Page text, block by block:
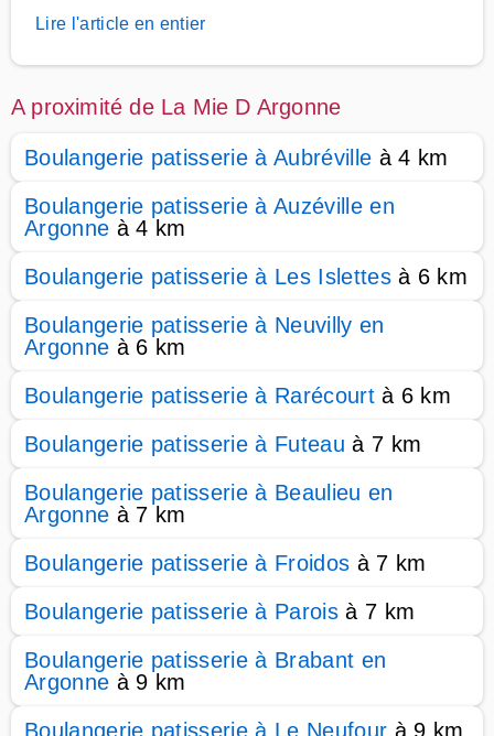
Lire l'article en entier
A proximité de La Mie D Argonne
Boulangerie patisserie à Aubréville à 4 km
Boulangerie patisserie à Auzéville en
Argonne à 4 km
Boulangerie patisserie à Les Islettesà 6 km
Boulangerie patisserie à Neuvilly en
Argonne à 6 km
Boulangerie patisserie à Rarécourtà 6 km
Boulangerie patisserie à Futeau à 7 km
Boulangerie patisserie à Beaulieu en
Argonne à 7 km
Boulangerie patisserie à Froidos à 7 km
Boulangerie patisserie à Paroisà 7 km
Boulangerie patisserie à Brabant en
Argonne à 9 km
Boulangerie patisserie à Le Neufour à 9 km